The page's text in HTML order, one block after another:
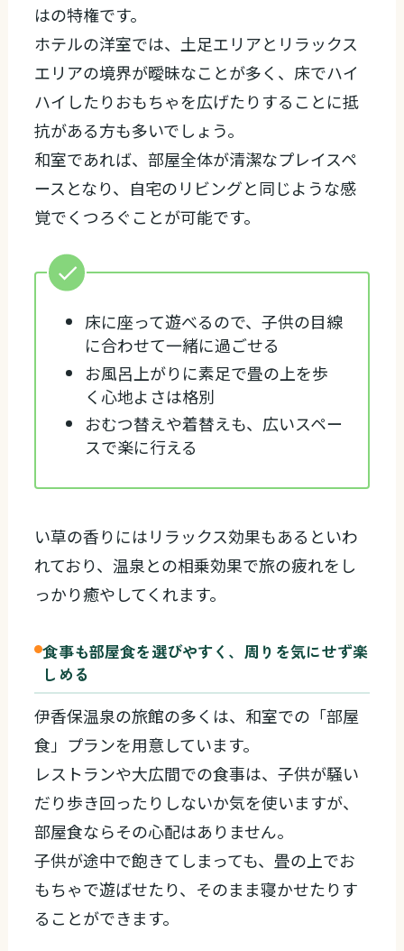
はの特権です。
ホテルの洋室では、土足エリアとリラックス
エリアの境界が曖昧なことが多く、床でハイ
ハイしたりおもちゃを広げたりすることに抵
抗がある方も多いでしょう。
和室であれば、部屋全体が清潔なプレイスペ
ースとなり、自宅のリビングと同じような感
覚でくつろぐことが可能です。
床に座って遊べるので、子供の目線
に合わせて一緒に過ごせる
お風呂上がりに素足で畳の上を歩
く心地よさは格別
おむつ替えや着替えも、広いスペー
スで楽に行える
い草の香りにはリラックス効果もあるといわ
れており、温泉との相乗効果で旅の疲れをし
っかり癒やしてくれます。
食事も部屋食を選びやすく、周りを気にせず楽
しめる
伊香保温泉の旅館の多くは、和室での「部屋
食」プランを用意しています。
レストランや大広間での食事は、子供が騒い
だり歩き回ったりしないか気を使いますが、
部屋食ならその心配はありません。
子供が途中で飽きてしまっても、畳の上でお
もちゃで遊ばせたり、そのまま寝かせたりす
ることができます。